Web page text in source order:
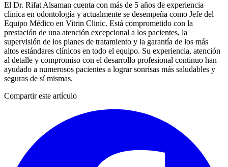
El Dr. Rifat Alsaman cuenta con más de 5 años de experiencia
clínica en odontología y actualmente se desempeña como Jefe del
Equipo Médico en Vitrin Clinic. Está comprometido con la
prestación de una atención excepcional a los pacientes, la
supervisión de los planes de tratamiento y la garantía de los más
altos estándares clínicos en todo el equipo. Su experiencia, atención
al detalle y compromiso con el desarrollo profesional continuo han
ayudado a numerosos pacientes a lograr sonrisas más saludables y
seguras de sí mismas.
Compartir este artículo